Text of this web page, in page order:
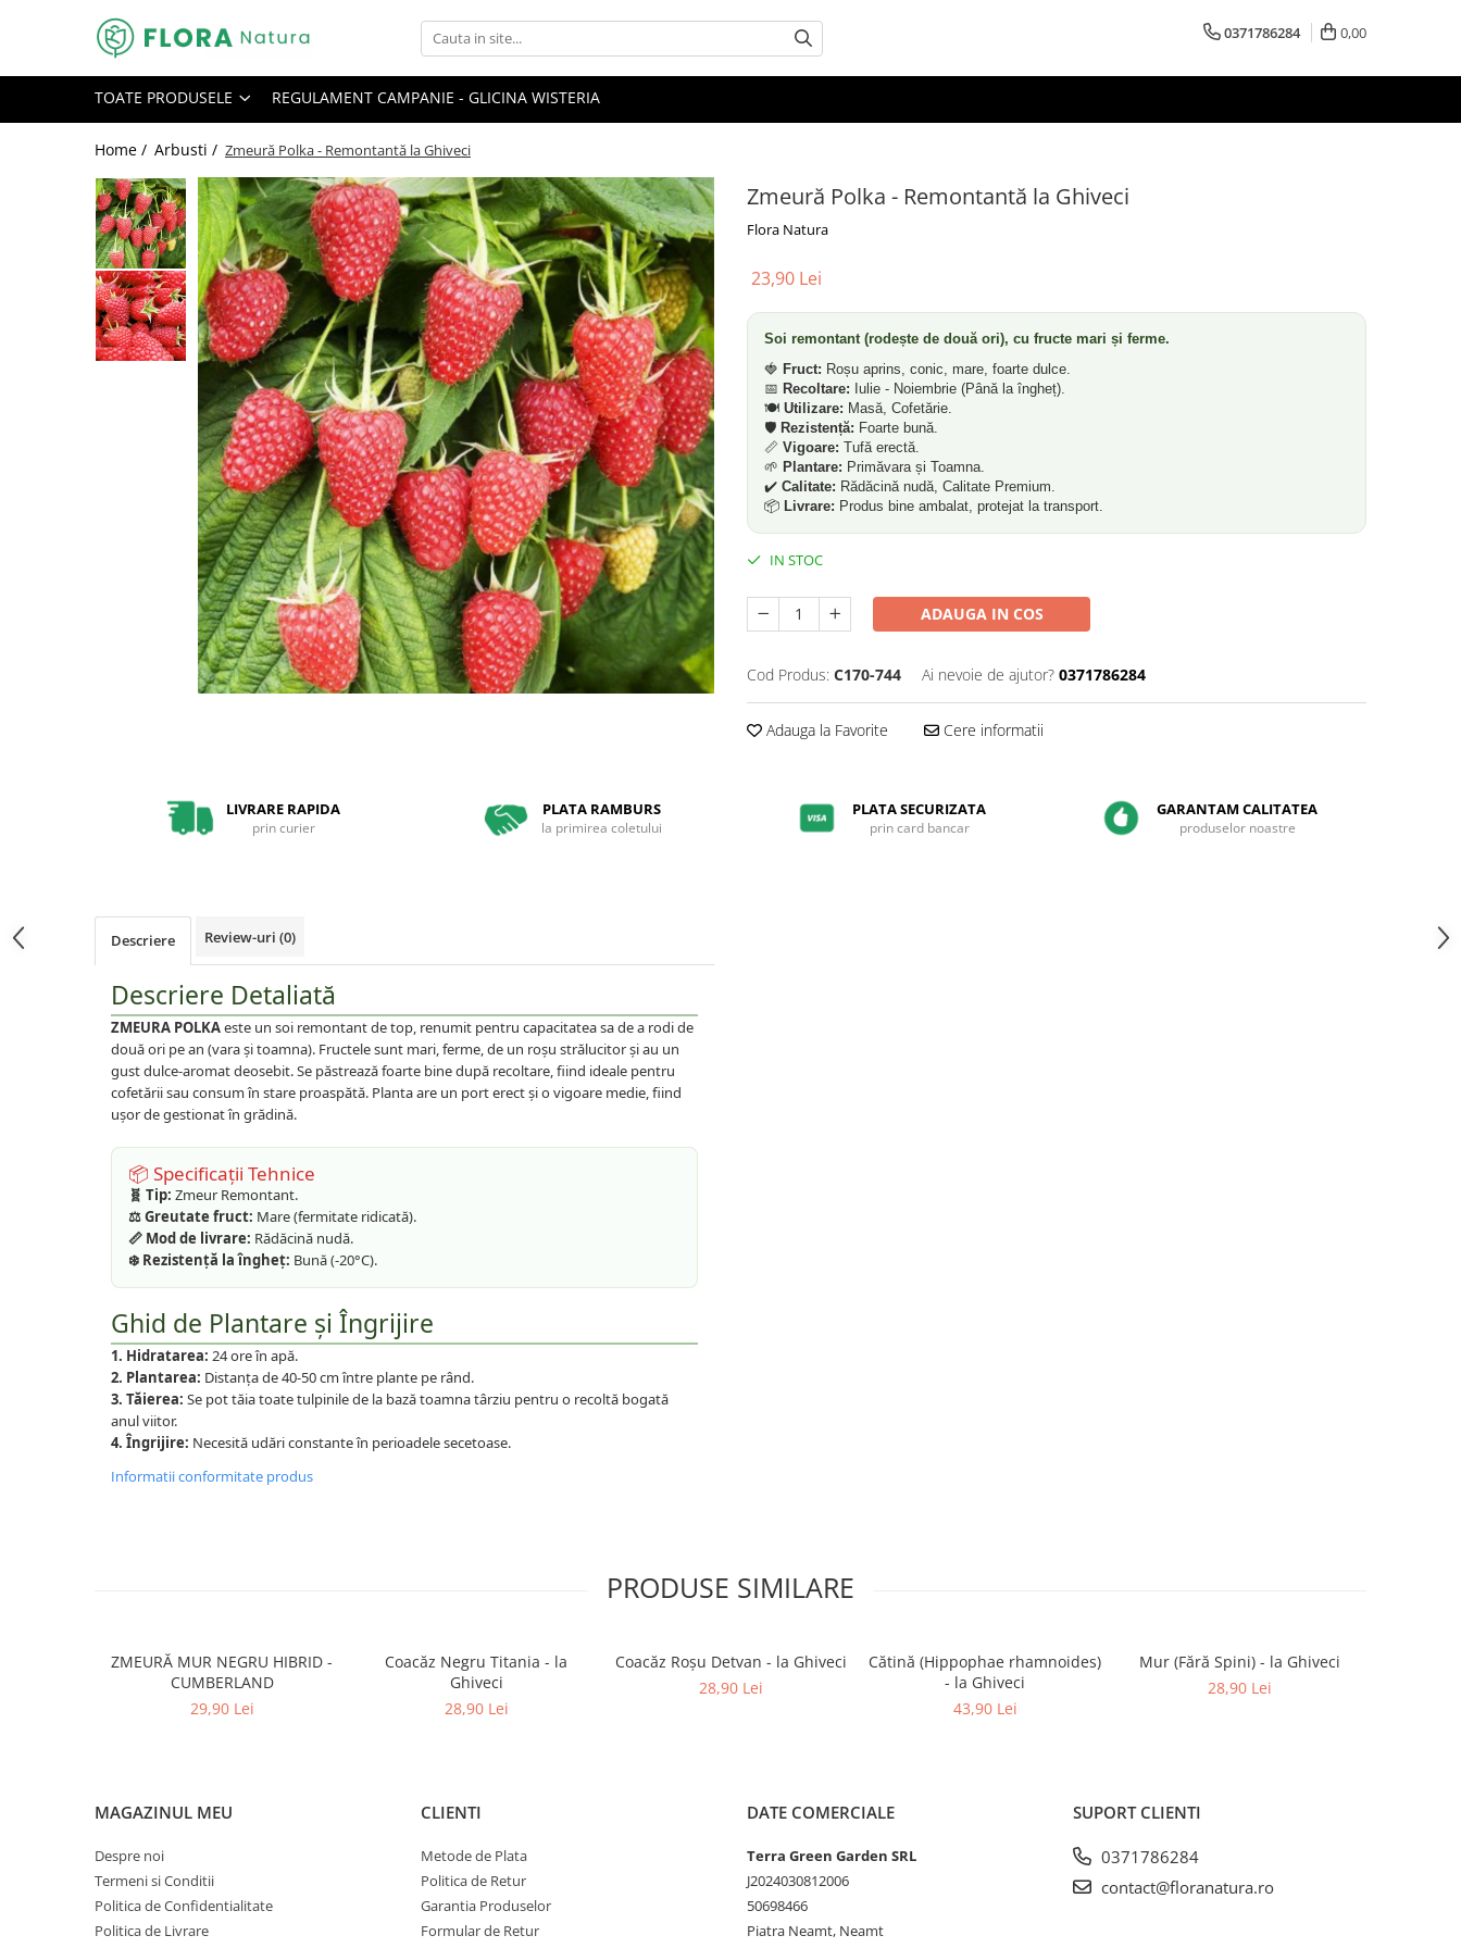
Magnolii
Pachete Promotionale
Plante foioase
Plante ornamentale
Plante urcatoare
Pomi columnari
Trandafiri copac
Trandafiri pomisor plangator
Trandafiri urcatori
0371786284 0,00
TOATE PRODUSELE REGULAMENT CAMPANIE - GLICINA WISTERIA
Home / Arbusti / Zmeură Polka - Remontantă la Ghiveci
Zmeură Polka - Remontantă la Ghiveci
Flora Natura
23,90 Lei
Soi remontant (rodește de două ori), cu fructe mari și ferme.
🍓 Fruct: Roșu aprins, conic, mare, foarte dulce.
📅 Recoltare: Iulie - Noiembrie (Până la îngheț).
🍽️ Utilizare: Masă, Cofetărie.
🛡️ Rezistență: Foarte bună.
📏 Vigoare: Tufă erectă.
🌱 Plantare: Primăvara și Toamna.
✔️ Calitate: Rădăcină nudă, Calitate Premium.
📦 Livrare: Produs bine ambalat, protejat la transport.
IN STOC
ADAUGA IN COS
Cod Produs: C170-744 Ai nevoie de ajutor? 0371786284
Adauga la Favorite Cere informatii
LIVRARE RAPIDA
prin curier
PLATA RAMBURS
la primirea coletului
PLATA SECURIZATA
prin card bancar
GARANTAM CALITATEA
produselor noastre
Descriere Review-uri (0)
Descriere Detaliată
ZMEURA POLKAeste un soi remontant de top, renumit pentru capacitatea sa de a rodi de
două ori pe an (vara și toamna). Fructele sunt mari, ferme, de un roșu strălucitor și au un
gust dulce-aromat deosebit. Se păstrează foarte bine după recoltare, fiind ideale pentru
cofetării sau consum în stare proaspătă. Planta are un port erect și o vigoare medie, fiind
ușor de gestionat în grădină.
📦 Specificații Tehnice
🧬 Tip: Zmeur Remontant.
⚖️ Greutate fruct: Mare (fermitate ridicată).
📏 Mod de livrare: Rădăcină nudă.
❄️ Rezistență la îngheț: Bună (-20°C).
Ghid de Plantare și Îngrijire
1. Hidratarea: 24 ore în apă.
2. Plantarea: Distanța de 40-50 cm între plante pe rând.
3. Tăierea: Se pot tăia toate tulpinile de la bază toamna târziu pentru o recoltă bogată
anul viitor.
4. Îngrijire: Necesită udări constante în perioadele secetoase.
Informatii conformitate produs
PRODUSE SIMILARE
ZMEURĂ MUR NEGRU HIBRID -
CUMBERLAND
29,90 Lei
Coacăz Negru Titania - la
Ghiveci
28,90 Lei
Coacăz Roșu Detvan - la Ghiveci
28,90 Lei
Cătină (Hippophae rhamnoides)
- la Ghiveci
43,90 Lei
Mur (Fără Spini) - la Ghiveci
28,90 Lei
MAGAZINUL MEU
Despre noi
Termeni si Conditii
Politica de Confidentialitate
Politica de Livrare
CLIENTI
Metode de Plata
Politica de Retur
Garantia Produselor
Formular de Retur
DATE COMERCIALE
Terra Green Garden SRL
J2024030812006
50698466
Piatra Neamt, Neamt
SUPORT CLIENTI
0371786284
contact@floranatura.ro